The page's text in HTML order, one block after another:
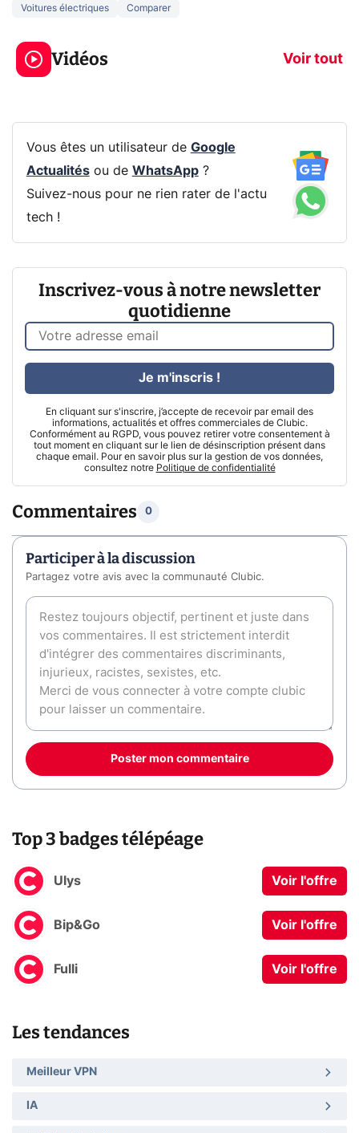
Voitures électriques Comparer
Vidéos Voir tout
3 écrans en 1 pour
319€ ? Voici L'AOC
CQ32G4ZA !
prochaine
Vous êtes un utilisateur de Google
Actualitésou de WhatsApp?
Suivez-nous pour ne rien rater de l'actu
tech !
Inscrivez-vous à notre newsletter
quotidienne
En cliquant sur s'inscrire, j’accepte de recevoir par email des
informations, actualités et offres commerciales de Clubic.
Conformément au RGPD, vous pouvez retirer votre consentement à
tout moment en cliquant sur le lien de désinscription présent dans
chaque email. Pour en savoir plus sur la gestion de vos données,
consultez notre Politique de confidentialité
Je m'inscris !
Commentaires 0
Participer à la discussion
Partagez votre avis avec la communauté Clubic.
Poster mon commentaire
Top 3 badges télépéage
Ulys Voir l'offre
Bip&Go Voir l'offre
Fulli Voir l'offre
Les tendances
Meilleur VPN
IA